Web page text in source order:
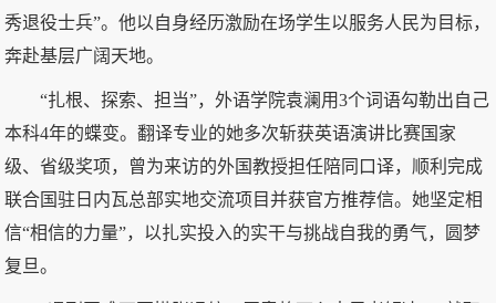
秀退役士兵”。他以自身经历激励在场学生以服务人民为目标，
奔赴基层广阔天地。
“扎根、探索、担当”，外语学院袁澜用3个词语勾勒出自己
本科4年的蝶变。翻译专业的她多次斩获英语演讲比赛国家
级、省级奖项，曾为来访的外国教授担任陪同口译，顺利完成
联合国驻日内瓦总部实地交流项目并获官方推荐信。她坚定相
信“相信的力量”，以扎实投入的实干与挑战自我的勇气，圆梦
复旦。